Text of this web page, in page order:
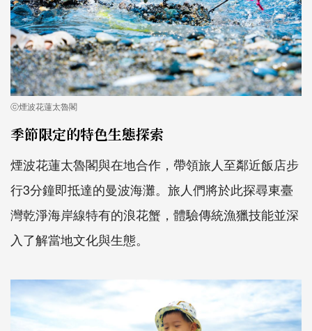
ⓒ煙波花蓮太魯閣
季節限定的特色生態探索
煙波花蓮太魯閣與在地合作，帶領旅人至鄰近飯店步
行3分鐘即抵達的曼波海灘。旅人們將於此探尋東臺
灣乾淨海岸線特有的浪花蟹，體驗傳統漁獵技能並深
入了解當地文化與生態。